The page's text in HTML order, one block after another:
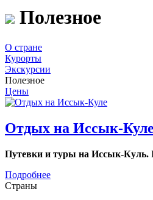
Полезное
О стране
Курорты
Экскурсии
Полезное
Цены
Отдых на Иссык-Куле
Путевки и туры на Иссык-Куль.
Подробнее
Страны